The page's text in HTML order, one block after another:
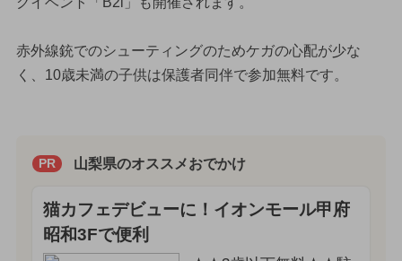
赤外線銃でのシューティングのためケガの心配が少な
く、10歳未満の子供は保護者同伴で参加無料です。
PR 山梨県のオススメおでかけ
猫カフェデビューに！イオンモール甲府
昭和3Fで便利